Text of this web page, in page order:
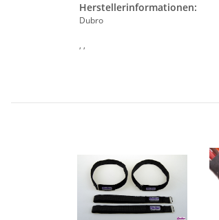
Herstellerinformationen:
Dubro
, ,